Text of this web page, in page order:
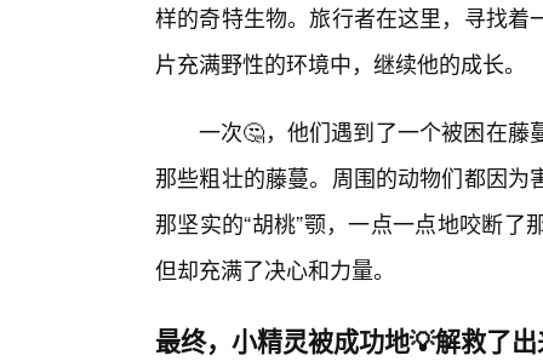
样的奇特生物。旅行者在这里，寻找
片充满野性的环境中，继续他的成长。
一次🤔，他们遇到了一个被困在藤
那些粗壮的藤蔓。周围的动物们都因
那坚实的“胡桃”颚，一点一点地咬断
但却充满了决心和力量。
最终，小精灵被成功地💡解救了